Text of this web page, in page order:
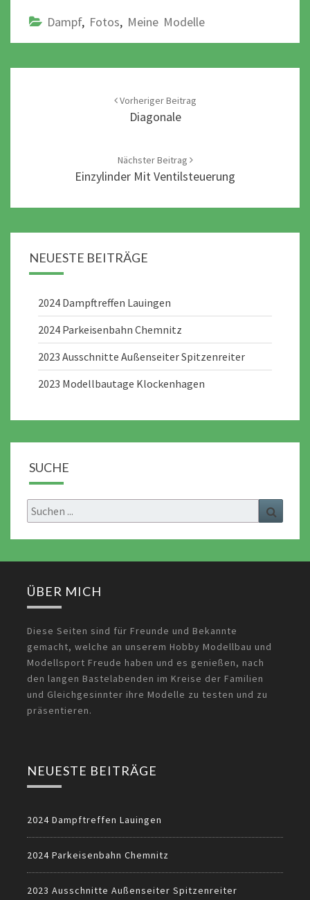
Dampf, Fotos, Meine Modelle
Vorheriger Beitrag
Diagonale
Nächster Beitrag
Einzylinder Mit Ventilsteuerung
NEUESTE BEITRÄGE
2024 Dampftreffen Lauingen
2024 Parkeisenbahn Chemnitz
2023 Ausschnitte Außenseiter Spitzenreiter
2023 Modellbautage Klockenhagen
SUCHE
Search
for:
ÜBER MICH
Diese Seiten sind für Freunde und Bekannte
gemacht, welche an unserem Hobby Modellbau und
Modellsport Freude haben und es genießen, nach
den langen Bastelabenden im Kreise der Familien
und Gleichgesinnter ihre Modelle zu testen und zu
präsentieren.
NEUESTE BEITRÄGE
2024 Dampftreffen Lauingen
2024 Parkeisenbahn Chemnitz
2023 Ausschnitte Außenseiter Spitzenreiter